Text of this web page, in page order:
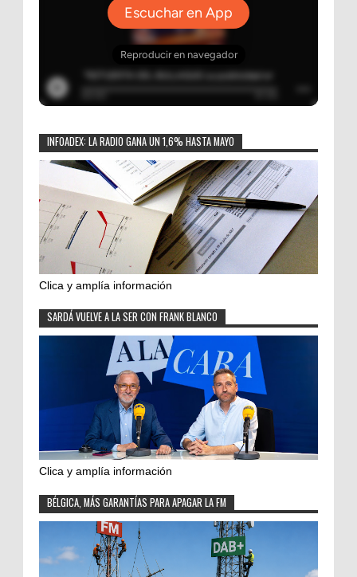
INFOADEX: LA RADIO GANA UN 1,6% HASTA MAYO
Clica y amplía información
SARDÁ VUELVE A LA SER CON FRANK BLANCO
Clica y amplía información
BÉLGICA, MÁS GARANTÍAS PARA APAGAR LA FM